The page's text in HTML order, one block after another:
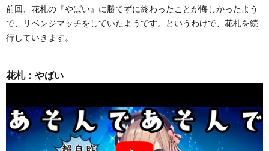
前回、花札の『やばい』に勝てずに終わったことが悔しかったよう
で、リベンジマッチをしていたようです。というわけで、花札を続
行していきます。
花札：やばい